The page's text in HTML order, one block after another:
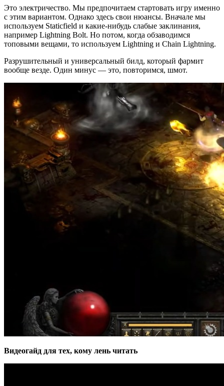
Это электричество. Мы предпочитаем стартовать игру именно
с этим вариантом. Однако здесь свои нюансы. Вначале мы
используем Staticfield и какие-нибудь слабые заклинания,
например Lightning Bolt. Но потом, когда обзаводимся
топовыми вещами, то используем Lightning и Chain Lightning.
Разрушительный и универсальный билд, который фармит
вообще везде. Один минус — это, повторимся, шмот.
Видеогайд для тех, кому лень читать